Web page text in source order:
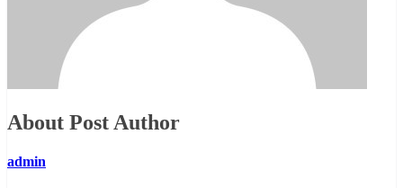
About Post Author
admin